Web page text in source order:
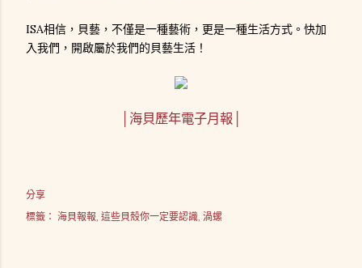
ISA相信，貝藝，不僅是一種藝術，更是一種生活方式。快加
入我們，開啟屬於我們的貝藝生活！
│海貝歷年電子月報│
分享
標籤： 海貝報報 這些貝殼你一定要認識 渦螺